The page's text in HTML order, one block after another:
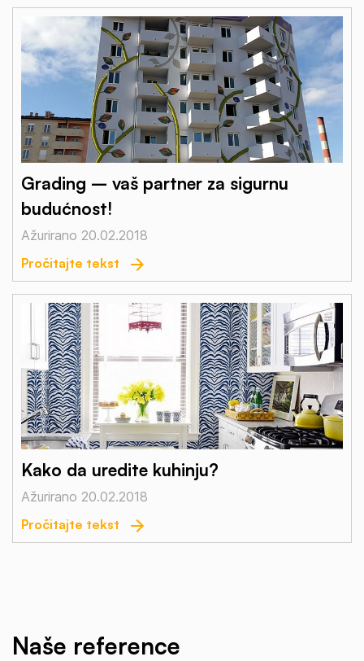
Grading – vaš partner za sigurnu
budućnost!
Ažurirano 20.02.2018
Pročitajte tekst
Kako da uredite kuhinju?
Ažurirano 20.02.2018
Pročitajte tekst
Naše reference